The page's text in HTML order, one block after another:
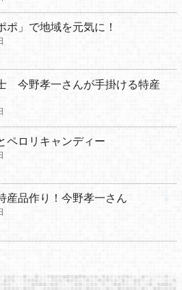
ポ」で地域を元気に！
今野孝一さんが手掛ける特産
ペロリキャンディー
産品作り！今野孝一さん